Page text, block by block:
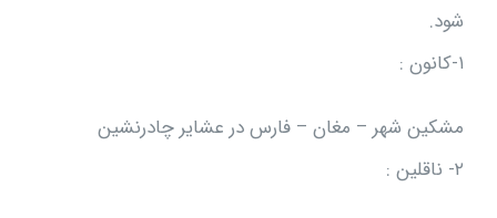
شود.
۱-کانون :
مشکین شهر – مغان – فارس در عشایر چادرنشین
۲- ناقلین :